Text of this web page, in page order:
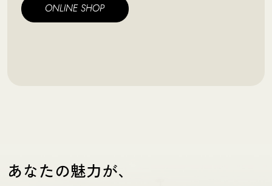
あなたの魅力が、